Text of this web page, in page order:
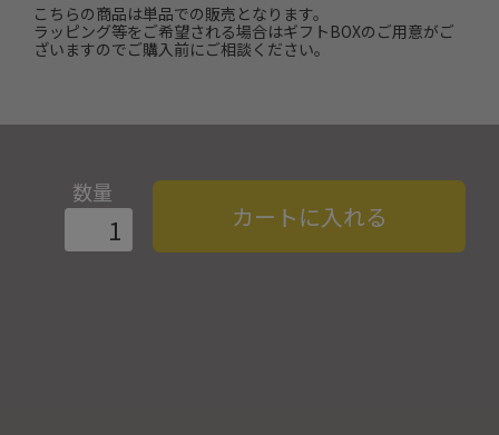
こちらの商品は単品での販売となります。
ラッピング等をご希望される場合はギフトBOXのご用意がご
ざいますのでご購入前にご相談ください。
数量
カートに入れる